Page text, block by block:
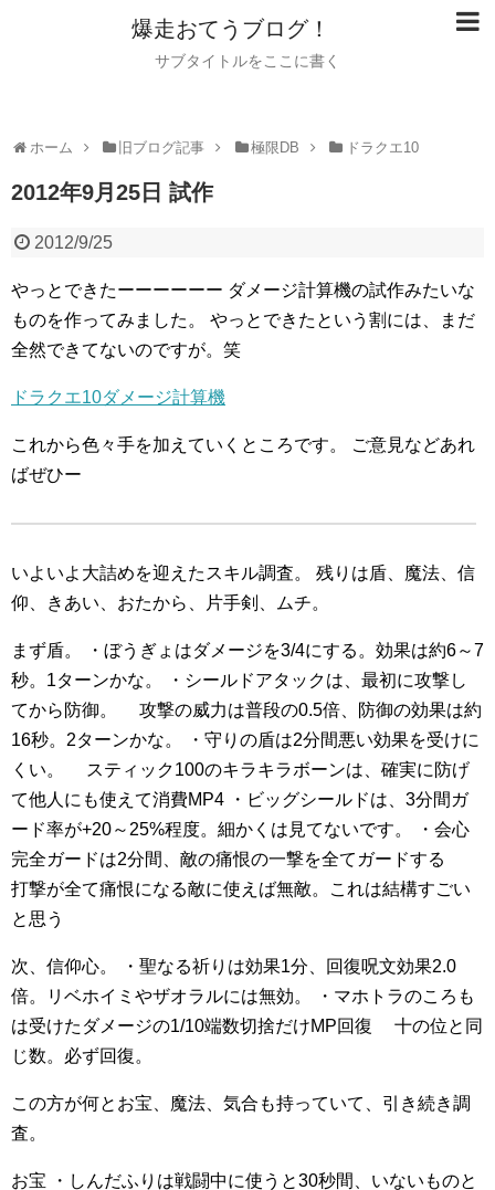
爆走おてうブログ！
サブタイトルをここに書く
ホーム 旧ブログ記事 極限DB ドラクエ10
2012年9月25日 試作
2012/9/25
やっとできたーーーーーー ダメージ計算機の試作みたいな
ものを作ってみました。
やっとできたという割には、まだ
全然できてないのですが。笑
ドラクエ10ダメージ計算機
これから色々手を加えていくところです。
ご意見などあれ
ばぜひー
いよいよ大詰めを迎えたスキル調査。
残りは盾、魔法、信
仰、きあい、おたから、片手剣、ムチ。
まず盾。
・ぼうぎょはダメージを3/4にする。効果は約6～7
秒。1ターンかな。
・シールドアタックは、最初に攻撃し
てから防御。
攻撃の威力は普段の0.5倍、防御の効果は約
16秒。2ターンかな。
・守りの盾は2分間悪い効果を受けに
くい。
スティック100のキラキラボーンは、確実に防げ
て他人にも使えて消費MP4 ・ビッグシールドは、3分間ガ
ード率が+20～25%程度。細かくは見てないです。
・会心
完全ガードは2分間、敵の痛恨の一撃を全てガードする
打撃が全て痛恨になる敵に使えば無敵。これは結構すごい
と思う
次、信仰心。
・聖なる祈りは効果1分、回復呪文効果2.0
倍。リベホイミやザオラルには無効。
・マホトラのころも
は受けたダメージの1/10端数切捨だけMP回復 十の位と同
じ数。必ず回復。
この方が何とお宝、魔法、気合も持っていて、引き続き調
査。
お宝 ・しんだふりは戦闘中に使うと30秒間、いないものと